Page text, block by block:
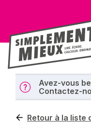
Avez-vous
Contactez-
Retour à la liste